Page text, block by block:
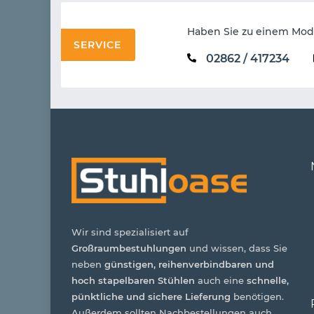
Haben Sie zu einem
02862 / 417234
SERVICE
Wir sind spezialisiert auf
Großraumbestuhlungen und wissen, dass Sie
neben günstigen, reihenverbindbaren und
hoch stapelbaren Stühlen auch eine schnelle,
pünktliche und sichere Lieferung benötigen.